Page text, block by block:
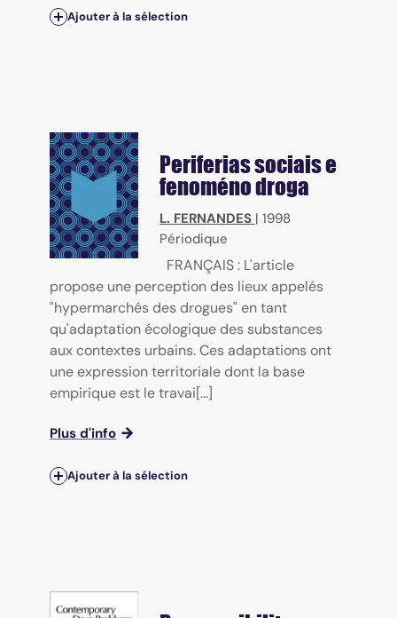
Ajouter à la sélection
Periferias sociais e
fenoméno droga
L. FERNANDES | 1998
Périodique
FRANÇAIS : L'article
propose une perception des lieux appelés
"hypermarchés des drogues" en tant
qu'adaptation écologique des substances
aux contextes urbains. Ces adaptations ont
une expression territoriale dont la base
empirique est le travai[...]
Plus d'info
Ajouter à la sélection